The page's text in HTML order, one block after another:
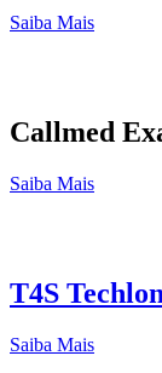
Saiba Mais
Callmed
Saiba Mais
T4S
Saiba Mais